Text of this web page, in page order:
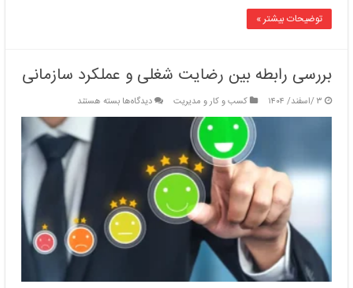
توضیحات بیشتر »
بررسی رابطه بین رضایت شغلی و عملکرد سازمانی
۳ /اسفند/ ۱۴۰۴ کسب و کار و مدیریت دیدگاه‌هابرای
بررسی
عملکرد
سازمانی
بسته هستند